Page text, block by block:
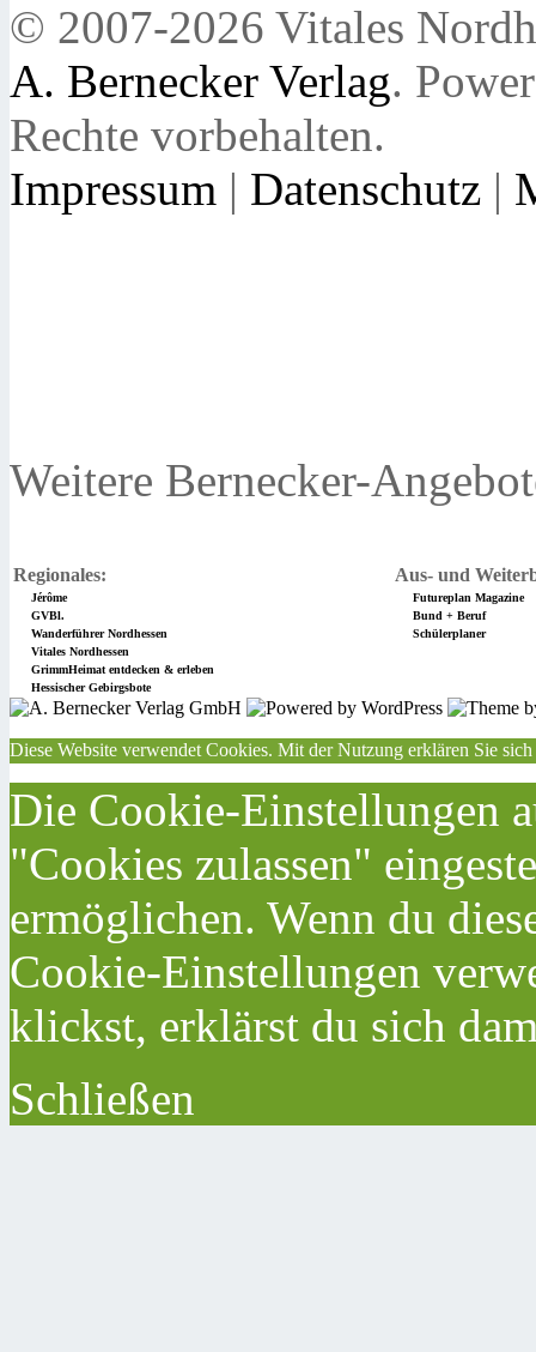
© 2007-2026 Vitales
A. Bernecker Verlag.
Rechte vorbehalten.
Impressum | Datenschutz |
Weitere Bernecker-
Regionales: Aus- und
Jérôme
Futureplan Magazine
GVBl.
Bund + Beruf
Wanderführer Nordhessen
Schülerplaner
Vitales Nordhessen
GrimmHeimat entdecken & erleben
Hessischer Gebirgsbote
Diese Website verwendet Cookies. Mit der Nutzung erklären Sie
Die Cookie-Einstellungen
"Cookies zulassen"
ermöglichen. Wenn du
Cookie-Einstellungen
klickst, erklärst du sich
Schließen